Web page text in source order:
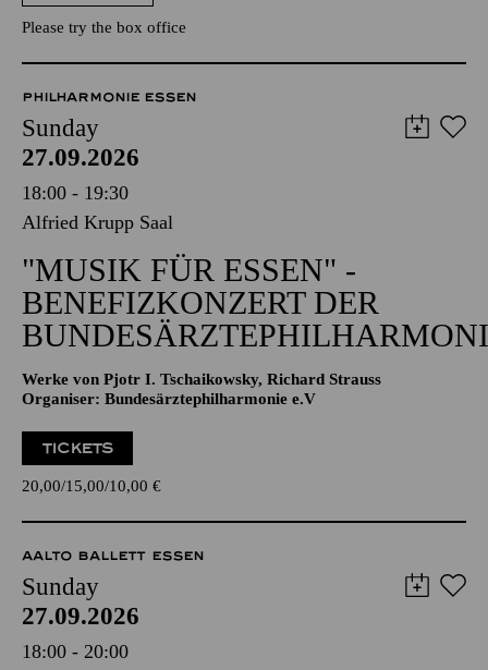
Please try the box office
PHILHARMONIE ESSEN
Sunday
27.09.2026
18:00 - 19:30
Alfried Krupp Saal
"MUSIK FÜR ESSEN" -
BENEFIZKONZERT DER
Werke von Pjotr I. Tschaikowsky, Richard Strauss
Organiser: Bundesärztephilharmonie e.V
TICKETS
20,00 15,00 10,00 €
AALTO BALLETT ESSEN
Sunday
27.09.2026
18:00 - 20:00